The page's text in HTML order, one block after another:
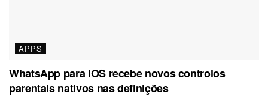
APPS
WhatsApp para iOS recebe novos controlos
parentais nativos nas definições